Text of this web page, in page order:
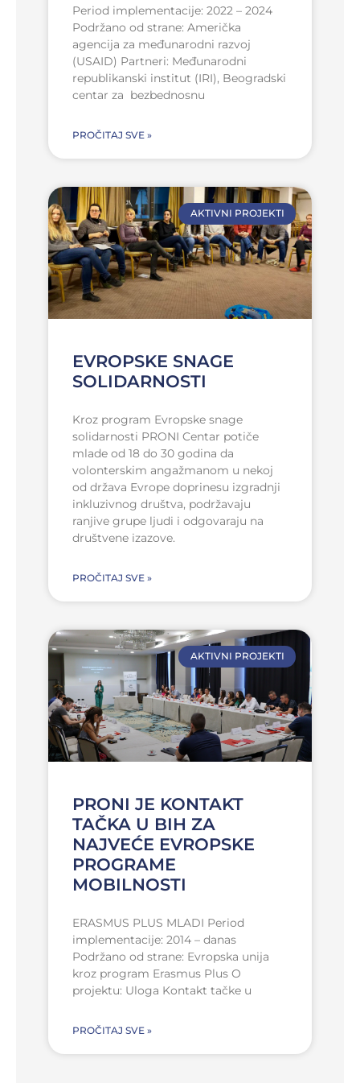
Period implementacije: 2022 – 2024
Podržano od strane: Američka
agencija za međunarodni razvoj
(USAID) Partneri: Međunarodni
republikanski institut (IRI), Beogradski
centar za bezbednosnu
PROČITAJ SVE »
AKTIVNI PROJEKTI
EVROPSKE SNAGE
SOLIDARNOSTI
Kroz program Evropske snage
solidarnosti PRONI Centar potiče
mlade od 18 do 30 godina da
volonterskim angažmanom u nekoj
od država Evrope doprinesu izgradnji
inkluzivnog društva, podržavaju
ranjive grupe ljudi i odgovaraju na
društvene izazove.
PROČITAJ SVE »
AKTIVNI PROJEKTI
PRONI JE KONTAKT
TAČKA U BIH ZA
NAJVEĆE EVROPSKE
PROGRAME
MOBILNOSTI
ERASMUS PLUS MLADI Period
implementacije: 2014 – danas
Podržano od strane: Evropska unija
kroz program Erasmus Plus O
projektu: Uloga Kontakt tačke u
PROČITAJ SVE »